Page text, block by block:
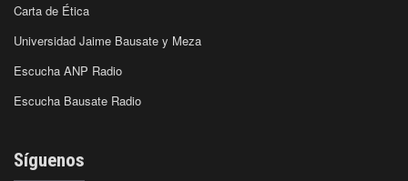
Carta de Ética
Universidad Jaime Bausate y Meza
Escucha ANP Radio
Escucha Bausate Radio
Síguenos